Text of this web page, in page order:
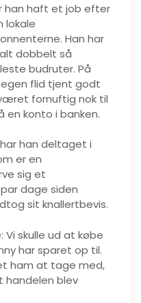
han haft et job efter
lokale
Han har
dobbelt så
budruter. På
flid tjent godt
fornuftig nok til
konto i banken.
han deltaget i
er en
sig et
dage siden
sit knallertbevis.
skulle ud at købe
har sparet op til.
ham at tage med,
handelen blev